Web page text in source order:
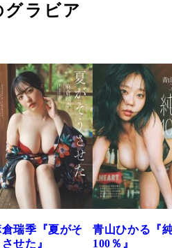
グラビア
『夏がそ
』
青山ひかる『純度
100％』